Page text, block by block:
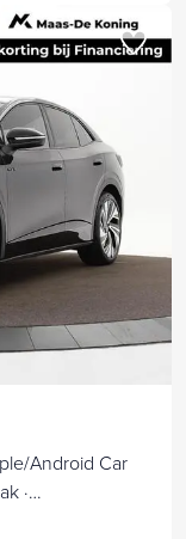
Android Car
·